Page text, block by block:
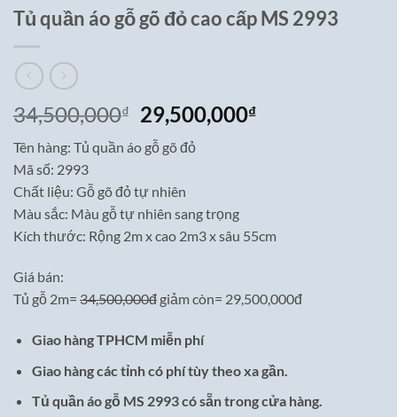
Tủ quần áo gỗ gõ đỏ cao cấp MS 2993
34,500,000₫
Giá
gốc
là:
29,500,000₫Giá
Tên hàng: Tủ quần áo gỗ gõ đỏ
Mã số: 2993
Chất liệu: Gỗ gõ đỏ tự nhiên
Màu sắc: Màu gỗ tự nhiên sang trọng
Kích thước: Rộng 2m x cao 2m3 x sâu 55cm
Giá bán:
Tủ gỗ 2m= 34,500,000đ giảm còn= 29,500,000đ
Giao hàng TPHCM miễn phí
Giao hàng các tỉnh có phí tùy theo xa gần.
Tủ quần áo gỗ MS 2993 có sẵn trong cửa hàng.